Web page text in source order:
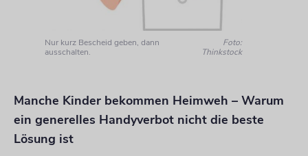
Nur kurz Bescheid geben, dann
ausschalten.
Foto:
Thinkstock
Manche Kinder bekommen Heimweh – Warum
ein generelles Handyverbot nicht die beste
Lösung ist